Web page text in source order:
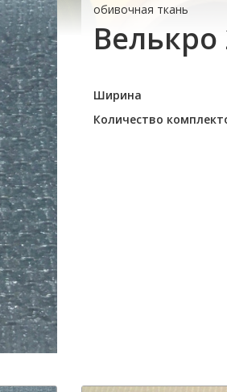
обивочная ткань
Ширина
Количество